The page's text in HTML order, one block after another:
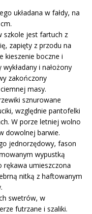
układana w fałdy, na
szkole jest fartuch z
zapięty z przodu na
kieszenie boczne i
wykładany i nałożony
zakończony
masy.
sznurowane
względnie pantofelki
W porze letniej wolno
dowolnej barwie.
jednorzędowy, fason
wypustką
rękawa umieszczona
nitką z haftowanym
swetrów, w
futrzane i szaliki.